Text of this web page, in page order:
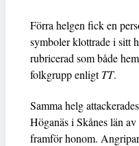
Förra helgen fick en
symboler klottrade i sitt
rubricerad som både
folkgrupp enligtTT.
Samma helg
Höganäs i Skånes län
framför honom.